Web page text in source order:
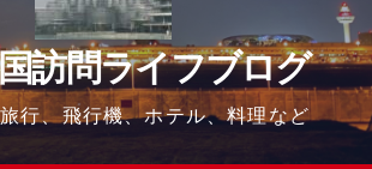
訪問ライフブログ
行、飛行機、ホテル、料理など